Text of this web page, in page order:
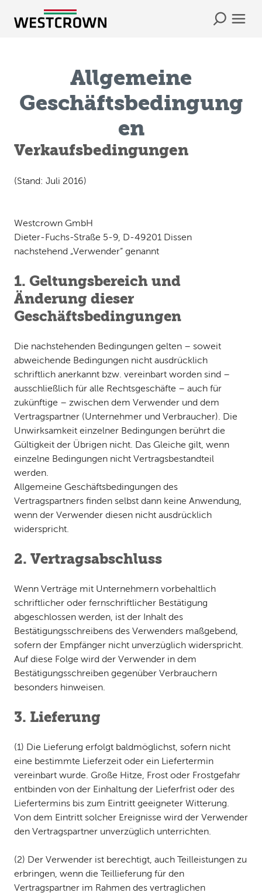
Allgemeine
Geschäftsbedingung
en
Verkaufsbedingungen
(Stand: Juli 2016)
Westcrown GmbH
Dieter-Fuchs-Straße 5-9, D-49201 Dissen
nachstehend „Verwender” genannt
1. Geltungsbereich und
Änderung dieser
Geschäftsbedingungen
Die nachstehenden Bedingungen gelten – soweit
abweichende Bedingungen nicht ausdrücklich
schriftlich anerkannt bzw. vereinbart worden sind –
ausschließlich für alle Rechtsgeschäfte – auch für
zukünftige – zwischen dem Verwender und dem
Vertragspartner (Unternehmer und Verbraucher). Die
Unwirksamkeit einzelner Bedingungen berührt die
Gültigkeit der Übrigen nicht. Das Gleiche gilt, wenn
einzelne Bedingungen nicht Vertragsbestandteil
werden.
Allgemeine Geschäftsbedingungen des
Vertragspartners finden selbst dann keine Anwendung,
wenn der Verwender diesen nicht ausdrücklich
widerspricht.
2. Vertragsabschluss
Wenn Verträge mit Unternehmern vorbehaltlich
schriftlicher oder fernschriftlicher Bestätigung
abgeschlossen werden, ist der Inhalt des
Bestätigungsschreibens des Verwenders maßgebend,
sofern der Empfänger nicht unverzüglich widerspricht.
Auf diese Folge wird der Verwender in dem
Bestätigungsschreiben gegenüber Verbrauchern
besonders hinweisen.
3. Lieferung
(1) Die Lieferung erfolgt baldmöglichst, sofern nicht
eine bestimmte Lieferzeit oder ein Liefertermin
vereinbart wurde. Große Hitze, Frost oder Frostgefahr
entbinden von der Einhaltung der Lieferfrist oder des
Liefertermins bis zum Eintritt geeigneter Witterung.
Von dem Eintritt solcher Ereignisse wird der Verwender
den Vertragspartner unverzüglich unterrichten.
(2) Der Verwender ist berechtigt, auch Teilleistungen zu
erbringen, wenn die Teillieferung für den
Vertragspartner im Rahmen des vertraglichen